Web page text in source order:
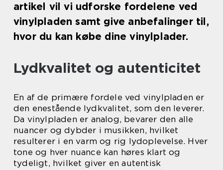
artikel vil vi udforske fordelene ved
vinylpladen samt give anbefalinger til,
hvor du kan købe dine vinylplader.
Lydkvalitet og autenticitet
En af de primære fordele ved vinylpladen er
den enestående lydkvalitet, som den leverer.
Da vinylpladen er analog, bevarer den alle
nuancer og dybder i musikken, hvilket
resulterer i en varm og rig lydoplevelse. Hver
tone og hver nuance kan høres klart og
tydeligt, hvilket giver en autentisk